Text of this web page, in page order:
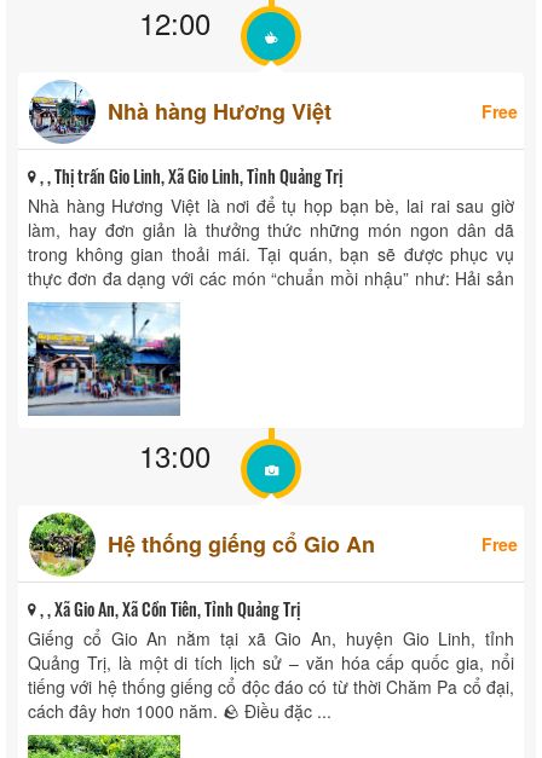
12:00
Nhà hàng Hương Việt Free
, , Thị trấn Gio Linh, Xã Gio Linh, Tỉnh Quảng Trị
Nhà hàng Hương Việt là nơi để tụ họp bạn bè, lai rai sau giờ
làm, hay đơn giản là thưởng thức những món ngon dân dã
trong không gian thoải mái. Tại quán, bạn sẽ được phục vụ
thực đơn đa dạng với các món “chuẩn mồi nhậu” như: Hải sản
tươi ...
13:00
Hệ thống giếng cổ Gio An Free
, , Xã Gio An, Xã Cồn Tiên, Tỉnh Quảng Trị
Giếng cổ Gio An nằm tại xã Gio An, huyện Gio Linh, tỉnh
Quảng Trị, là một di tích lịch sử – văn hóa cấp quốc gia, nổi
tiếng với hệ thống giếng cổ độc đáo có từ thời Chăm Pa cổ đại,
cách đây hơn 1000 năm. 🪨 Điều đặc ...